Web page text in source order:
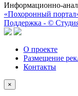
Информационно-
«Похоронный
Поддержка - ©
О проекте
Размещение
Контакты
×